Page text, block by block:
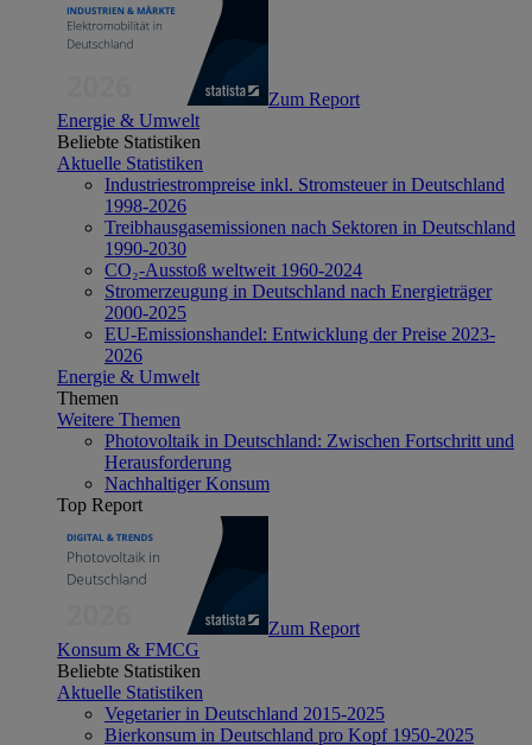
Zum Report
Energie & Umwelt
Beliebte Statistiken
Aktuelle Statistiken
Industriestrompreise inkl. Stromsteuer in Deutschland
1998-2026
Treibhausgasemissionen nach Sektoren in Deutschland
1990-2030
CO₂-Ausstoß weltweit 1960-2024
Stromerzeugung in Deutschland nach Energieträger
2000-2025
EU-Emissionshandel: Entwicklung der Preise 2023-
2026
Energie & Umwelt
Themen
Weitere Themen
Photovoltaik in Deutschland: Zwischen Fortschritt und
Herausforderung
Nachhaltiger Konsum
Top Report
Zum Report
Konsum & FMCG
Beliebte Statistiken
Aktuelle Statistiken
Vegetarier in Deutschland 2015-2025
Bierkonsum in Deutschland pro Kopf 1950-2025